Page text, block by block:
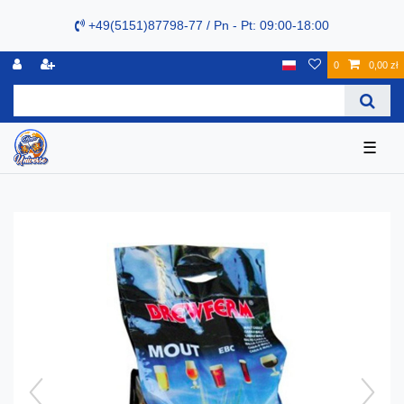
+49(5151)87798-77 / Pn - Pt: 09:00-18:00
0 0,00 zł
☰